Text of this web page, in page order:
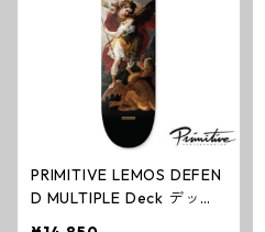
PRIMITIVE LEMOS DEFEN
D MULTIPLE Deck デッキ